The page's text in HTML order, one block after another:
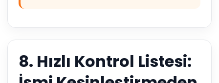
8. Hızlı Kontrol Listesi: